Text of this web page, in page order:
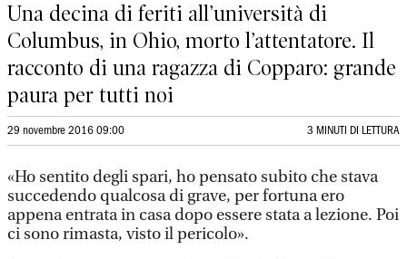
Una decina di feriti all’università di
Columbus, in Ohio, morto l’attentatore. Il
racconto di una ragazza di Copparo: grande
paura per tutti noi
29 novembre 2016 09:00 3 MINUTI DI LETTURA
«Ho sentito degli spari, ho pensato subito che stava
succedendo qualcosa di grave, per fortuna ero
appena entrata in casa dopo essere stata a lezione. Poi
ci sono rimasta, visto il pericolo».